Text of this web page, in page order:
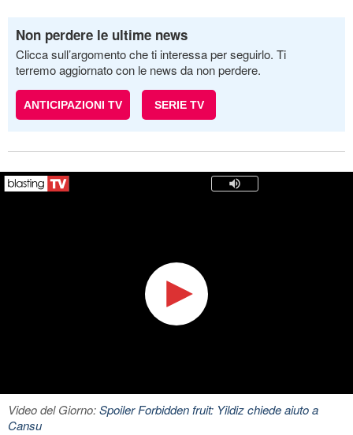
Non perdere le ultime news
Clicca sull’argomento che ti interessa per seguirlo. Ti
terremo aggiornato con le news da non perdere.
ANTICIPAZIONI TV SERIE TV
Video del Giorno:Spoiler Forbidden fruit: Yildiz chiede aiuto a
Cansu